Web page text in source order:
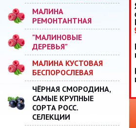
МАЛИНА
РЕМОНТАНТНАЯ
"МАЛИНОВЫЕ
ДЕРЕВЬЯ"
МАЛИНА КУСТОВАЯ
БЕСПОРОСЛЕВАЯ
ЧЁРНАЯ СМОРОДИНА,
САМЫЕ КРУПНЫЕ
СОРТА РОСС.
СЕЛЕКЦИИ